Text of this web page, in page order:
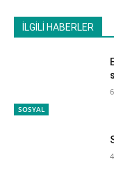
İLGİLİ HABERLER
SOSYAL